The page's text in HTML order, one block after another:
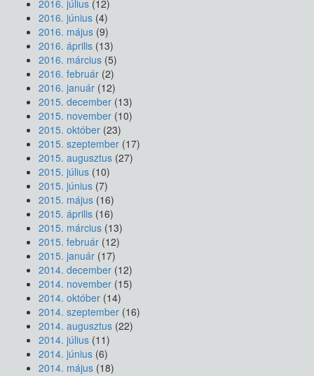
2016. július (12)
2016. június (4)
2016. május (9)
2016. április (13)
2016. március (5)
2016. február (2)
2016. január (12)
2015. december (13)
2015. november (10)
2015. október (23)
2015. szeptember (17)
2015. augusztus (27)
2015. július (10)
2015. június (7)
2015. május (16)
2015. április (16)
2015. március (13)
2015. február (12)
2015. január (17)
2014. december (12)
2014. november (15)
2014. október (14)
2014. szeptember (16)
2014. augusztus (22)
2014. július (11)
2014. június (6)
2014. május (18)